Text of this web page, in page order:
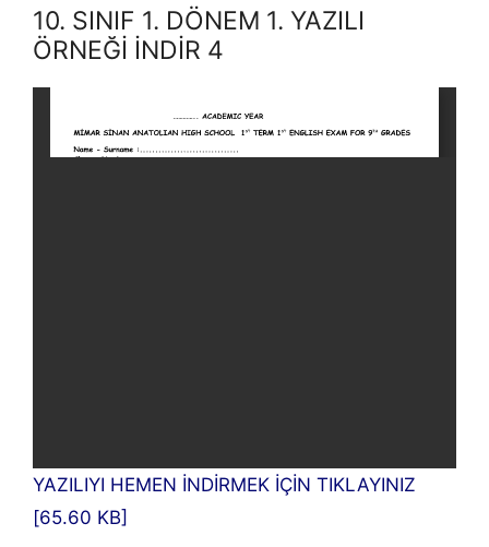
10. SINIF 1. DÖNEM 1. YAZILI
ÖRNEĞİ İNDİR 4
YAZILIYI HEMEN İNDİRMEK İÇİN TIKLAYINIZ
[65.60 KB]